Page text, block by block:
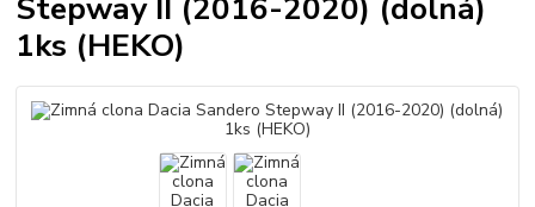
1ks (HEKO)